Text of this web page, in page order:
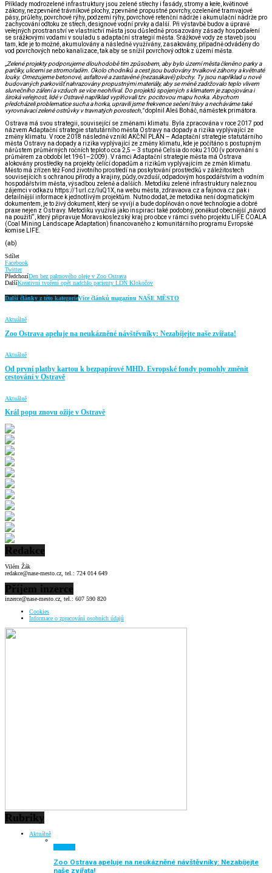
Příklady modrozelené infrastruktury jsou zelené střechy i fasády, stromy a keře, květinové
zákony, nezpevněné trávníkové plochy, zpevněné propustné povrchy, ozeleněné tramvajové
pásy, průlehy, povrchové rýhy, podzemí rýhy, povrchové retenční nádrže i akumulační nádrže pro
zachycování odtoku ze střech, designové vodní prvky a další. Při výstavbě budov a úpravě
veřejných prostranství ve vlastnictví města jsou důsledně prosazovány zásady hospodaření
se srážkovými vodami v souladu s adaptační strategií města. Srážkové vody ze staveb jsou
tam, kde je to možné, akumulovány a následně využívány, zasakovány, případně odváděny do
vod povrchových nebo kanalizace, tak aby se snížil povrchový odtok z území města.
„Zelené projekty podporujeme dlouhodobě tím způsobem, aby bylo území města členěno parky a
parčíky, ulicemi se stromořadím. Okolo chodníků a cest jsou budovány trvalkové záhony a květnaté
louky. Omezujeme betonové, asfaltové a zastavěné (nezasákavé) plochy. Ty jsou například u nově
budovaných parkovišť nahrazovány propustnými materiály, aby se méně zadržovalo teplo vlivem
slunečního záření a vzduch se více neohříval. Do projektů spojených s klimatem je zapojována i
široká veřejnost, lidé v Ostravě například vyplňovali tzv. pocitovou mapu horka. Abychom
předcházeli problematice sucha a horka, upravili jsme frekvence sečení trávy a necháváme také
vyrovnávací zelené ostrůvky v travnatých porostech,“doplnil Aleš Boháč, náměstek primátora.
Ostrava má svou strategii, související se změnami klimatu. Byla zpracována v roce 2017 pod
názvem Adaptační strategie statutárního města Ostravy na dopady a rizika vyplývající ze
změny klimatu. V roce 2018 následně vznikl AKČNÍ PLÁN – Adaptační strategie statutárního
města Ostravy na dopady a rizika vyplývající ze změny klimatu, kde je počítáno s postupným
nárůstem průměrných ročních teplot o cca 2,5 – 3 stupně Celsia do roku 2100 (v porovnání s
průměrem za období let 1961–2009). V rámci Adaptační strategie města má Ostrava
alokovány prostředky na projekty čelící dopadům a rizikům vyplývajícím ze změn klimatu.
Město má zřízen též Fond životního prostředí na poskytování prostředků v záležitostech
souvisejících s ochranou přírody a krajiny, půdy, ovzduší, odpadovým hospodářstvím a vodním
hospodářstvím města, výsadbou zeleně a dalších. Metodiku zelené infrastruktury naleznou
zájemci v odkazu https://1url.cz/luQ1X, na webu města, zdravaova.cz a fajnova.cz pak i
detailnější informace k jednotlivým projektům. Nutno dodat, že metodika není dogmatickým
dokumentem, je to živý dokument, který se vyvíjí a bude doplňován o nové technologie a dobré
praxe nejen z Ostravy. Metodiku využívá jako inspiraci také podobný, poněkud obecnější „návod
na použití“, který připravuje Moravskoslezský kraj pro obce v rámci svého projektu LIFE COALA
(Coal Mining Landscape Adaptation) financovaného z komunitárního programu Evropské
komise LIFE.
(ab)
Sdílet
Facebook
Twitter
PředchozíDen bez palmového oleje v Zoo Ostrava
DalšíKreativní tvoření opět nadchlo pacienty LDN Klokočov
Další články z této kategorieVíce článků magazínu NAŠE MĚSTO
Aktuálně
Zoo Ostrava apeluje na neukázněné návštěvníky: Nezabíjejte naše zvířata!
Aktuálně
Od první platby kartou k bezpapírové MHD. Evropské fondy pomohly změnit
cestování v Ostravě
Aktuálně
Král popu znovu ožije v Ostravě
Redakce
Vilém Žák
redakce@nase-mesto.cz, tel.: 724 014 649
Příjem inzerce
inzerce@nase-mesto.cz, tel.: 607 590 820
Cookies
Informace o zpracování osobních údajů
Rubriky
Aktuálně
Zoo Ostrava apeluje na neukázněné návštěvníky: Nezabíjejte
naše zvířata!